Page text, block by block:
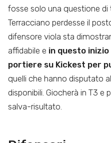
fosse solo una questione
Terracciano perdesse il
difensore viola sta
affidabile e in questo
portiere su Kickest per
quelli che hanno disputato
disponibili. Giocherà in T3 e
salva-risultato.